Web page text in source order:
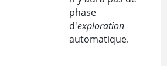
phase
d'exploration
automatique.